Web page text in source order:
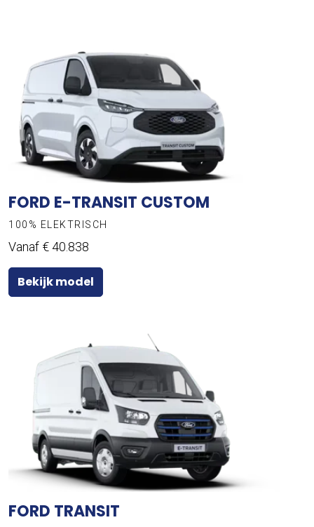
FORD E-TRANSIT CUSTOM
100% ELEKTRISCH
Vanaf € 40.838
Bekijk model
FORD TRANSIT